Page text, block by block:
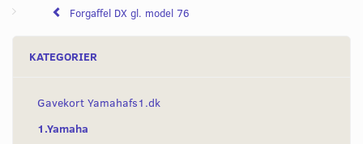
Forgaffel DX gl. model 76
KATEGORIER
Gavekort Yamahafs1.dk
1.Yamaha